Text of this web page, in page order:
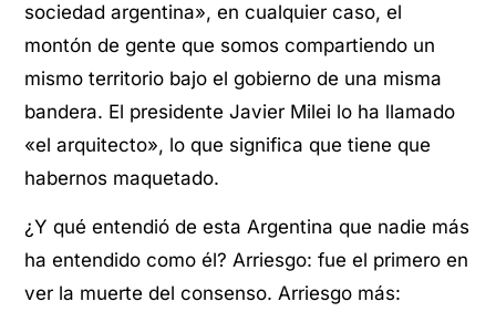
sociedad argentina», en cualquier caso, el
montón de gente que somos compartiendo un
mismo territorio bajo el gobierno de una misma
bandera. El presidente Javier Milei lo ha llamado
«el arquitecto», lo que significa que tiene que
habernos maquetado.
¿Y qué entendió de esta Argentina que nadie más
ha entendido como él? Arriesgo: fue el primero en
ver la muerte del consenso. Arriesgo más: